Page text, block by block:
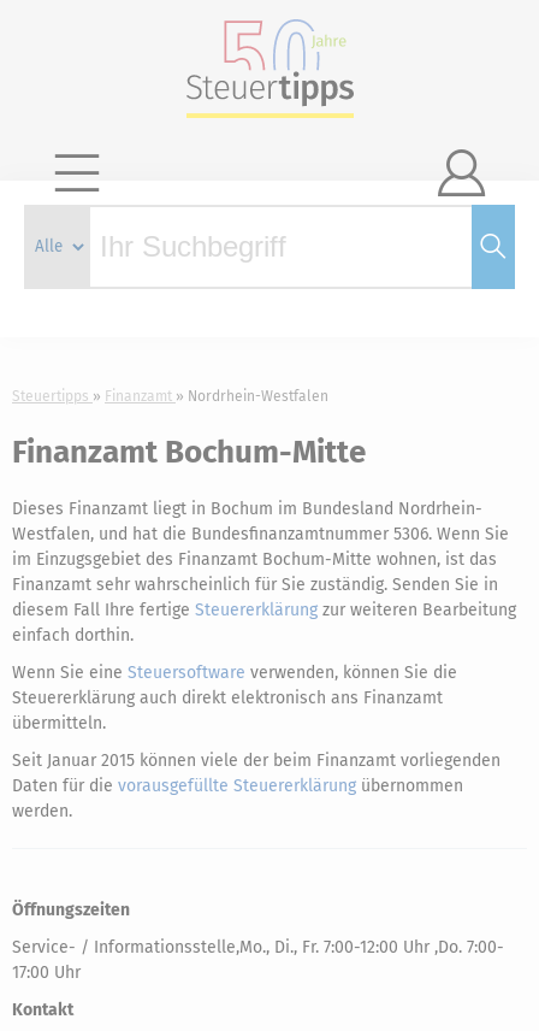

Steuertipps Finanzamt Nordrhein-Westfalen
Finanzamt Bochum-Mitte
Dieses Finanzamt liegt in Bochum im Bundesland Nordrhein-
Westfalen, und hat die Bundesfinanzamtnummer 5306. Wenn Sie
im Einzugsgebiet des Finanzamt Bochum-Mitte wohnen, ist das
Finanzamt sehr wahrscheinlich für Sie zuständig. Senden Sie in
diesem Fall Ihre fertige Steuererklärung zur weiteren Bearbeitung
einfach dorthin.
Wenn Sie eine Steuersoftware verwenden, können Sie die
Steuererklärung auch direkt elektronisch ans Finanzamt
übermitteln.
Seit Januar 2015 können viele der beim Finanzamt vorliegenden
Daten für die vorausgefüllte Steuererklärung übernommen
werden.
Öffnungszeiten
Service- / Informationsstelle,Mo., Di., Fr. 7:00-12:00 Uhr ,Do. 7:00-
17:00 Uhr
Kontakt